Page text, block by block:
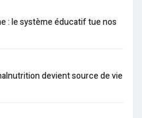
: le système éducatif tue nos
devient source de vie